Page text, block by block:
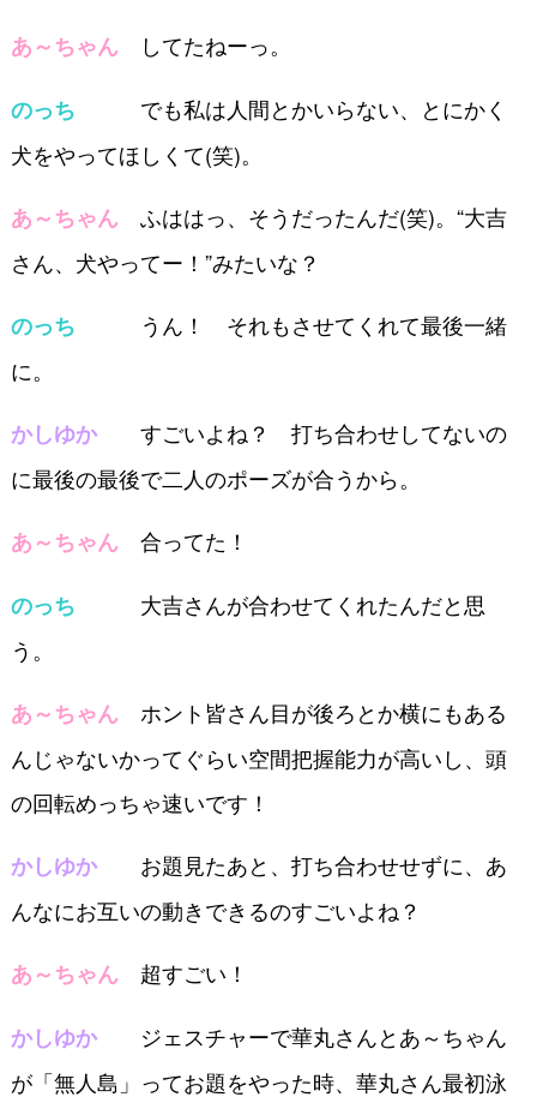
あ～ちゃん してたねーっ。
のっち
でも私は人間とかいらない、とにかく
犬をやってほしくて(笑)。
あ～ちゃん ふははっ、そうだったんだ(笑)。“大吉
さん、犬やってー！”みたいな？
のっち
うん！ それもさせてくれて最後一緒
に。
かしゆかすごいよね？ 打ち合わせしてないの
に最後の最後で二人のポーズが合うから。
あ～ちゃん 合ってた！
のっち 大吉さんが合わせてくれたんだと思
う。
あ～ちゃん ホント皆さん目が後ろとか横にもある
んじゃないかってぐらい空間把握能力が高いし、頭
の回転めっちゃ速いです！
かしゆかお題見たあと、打ち合わせせずに、あ
んなにお互いの動きできるのすごいよね？
あ～ちゃん 超すごい！
かしゆかジェスチャーで華丸さんとあ～ちゃん
が「無人島」ってお題をやった時、華丸さん最初泳